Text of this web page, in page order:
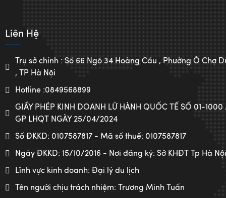
Liên Hệ
Trụ sở chính : Số 66 Ngõ 34 Hoàng Cầu , Phường Ô Chợ
, TP Hà Nội
Hotline :0849568899
GIẤY PHÉP KINH DOANH LỮ HÀNH QUỐC TẾ SỐ 01-
GP LHQT NGÀY 25/04/2024
Số ĐKKD: 0107587817 - Mã số thuế: 0107587817
Ngày ĐKKD: 15/10/2016 - Nơi đăng ký: Sở KHĐT Tp Hà Nội
Lĩnh vực kinh doanh: Đại lý du lịch
Tên người chịu trách nhiệm: Trương Minh Tuấn